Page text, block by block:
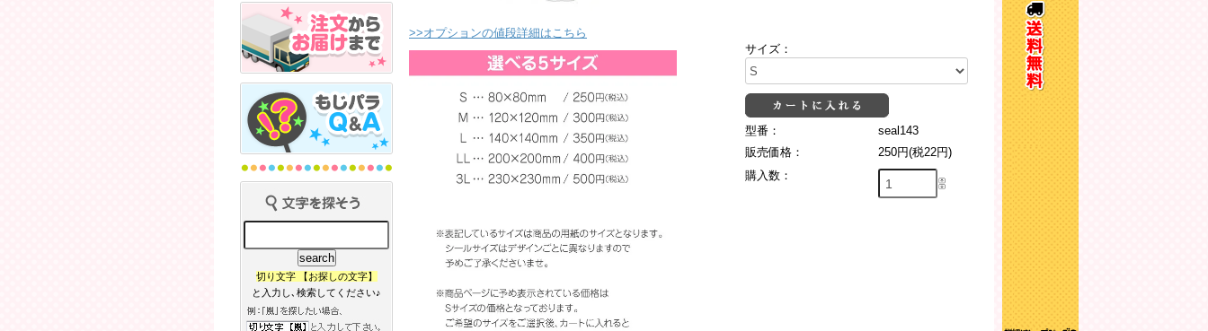
切り文字 【お探しの文字】
と入力し､検索してください♪
>>オプションの値段詳細はこちら
サイズ：
型番：
seal143
販売価格：
250円(税22円)
購入数：